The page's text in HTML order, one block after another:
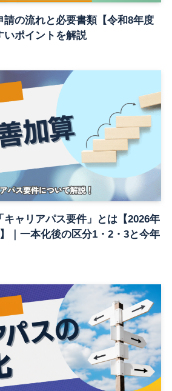
請の流れと必要書類【令和8年度
いポイントを解説
ャリアパス要件」とは【2026年
｜一本化後の区分1・2・3と今年